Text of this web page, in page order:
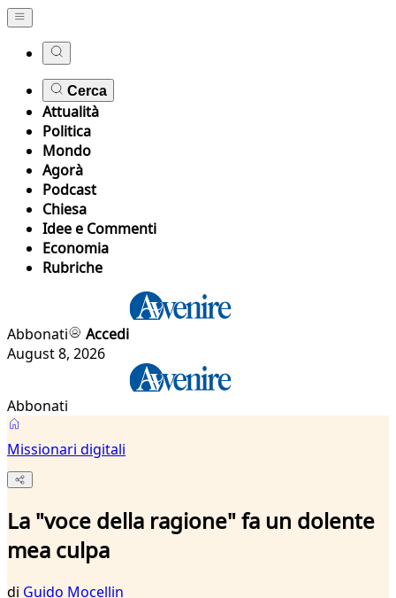
Cerca
Attualità
Politica
Mondo
Agorà
Podcast
Chiesa
Idee e Commenti
Economia
Rubriche
Abbonati
Accedi
August 8, 2026
Abbonati
Missionari digitali
La "voce della ragione" fa un dolente
mea culpa
di Guido Mocellin